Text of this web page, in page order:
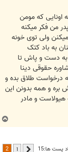
اونایی که مومن
من فکر میکنه
ولی توی خونه
به باد کتک
به دست و پاش تا
حقوقی دینا
درخواست طلاق بده و
بره و همه بدونن این
و مادر
پست ها:15 قبلی 1
2